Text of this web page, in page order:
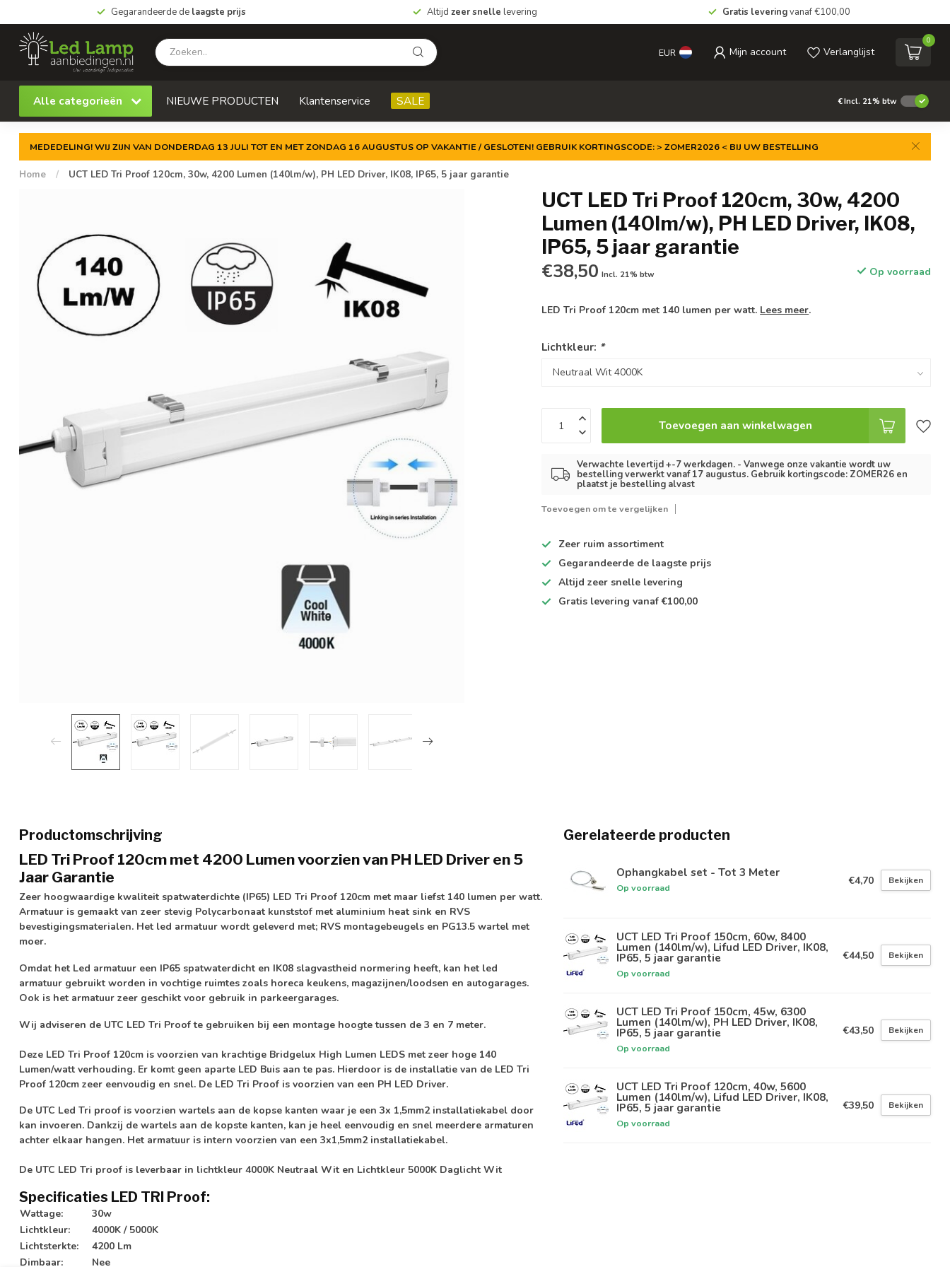
Gegarandeerde de laagste prijs Altijd zeer snelle levering Gratis leveringvanaf €100,00
EUR Mijn account Verlanglijst
0
Alle categorieën NIEUWE PRODUCTEN Klantenservice SALE €Incl. 21% btw
MEDEDELING! WIJ ZIJN VAN DONDERDAG 13 JULI TOT EN MET ZONDAG 16 AUGUSTUS OP VAKANTIE / GESLOTEN! GEBRUIK KORTINGSCODE: > ZOMER2026 < BIJ UW BESTELLING
Home / UCT LED Tri Proof 120cm, 30w, 4200 Lumen (140lm/w), PH LED Driver, IK08, IP65, 5 jaar garantie
UCT LED Tri Proof 120cm, 30w, 4200
Lumen (140lm/w), PH LED Driver, IK08,
IP65, 5 jaar garantie
€38,50 Incl. 21% btw Op voorraad
LED Tri Proof 120cm met 140 lumen per watt. Lees meer.
Lichtkleur: *
Toevoegen aan winkelwagen
Verwachte levertijd +-7 werkdagen. - Vanwege onze vakantie wordt uw
bestelling verwerkt vanaf 17 augustus. Gebruik kortingscode: ZOMER26 en
plaatst je bestelling alvast
Toevoegen om te vergelijken
Zeer ruim assortiment
Gegarandeerde de laagste prijs
Altijdzeer snelle levering
Gratis levering vanaf €100,00
Productomschrijving
LED Tri Proof 120cm met 4200 Lumen voorzien van PH LED Driver en 5
Jaar Garantie
Zeer hoogwaardige kwaliteit spatwaterdichte (IP65) LED Tri Proof 120cm met maar liefst 140 lumen per watt.
Armatuur is gemaakt van zeer stevig Polycarbonaat kunststof met aluminium heat sink en RVS
bevestigingsmaterialen. Het led armatuur wordt geleverd met; RVS montagebeugels en PG13.5 wartel met
moer.
Omdat het Led armatuur een IP65 spatwaterdicht en IK08 slagvastheid normering heeft, kan het led
armatuur gebruikt worden in vochtige ruimtes zoals horeca keukens, magazijnen/loodsen en autogarages.
Ook is het armatuur zeer geschikt voor gebruik in parkeergarages.
Wij adviseren de UTC LED Tri Proof te gebruiken bij een montage hoogte tussen de 3 en 7 meter.
Deze LED Tri Proof 120cm is voorzien van krachtige Bridgelux High Lumen LEDS met zeer hoge 140
Lumen/watt verhouding. Er komt geen aparte LED Buis aan te pas. Hierdoor is de installatie van de LED Tri
Proof 120cm zeer eenvoudig en snel. De LED Tri Proof is voorzien van een PH LED Driver.
De UTC Led Tri proof is voorzien wartels aan de kopse kanten waar je een 3x 1,5mm2 installatiekabel door
kan invoeren. Dankzij de wartels aan de kopste kanten, kan je heel eenvoudig en snel meerdere armaturen
achter elkaar hangen. Het armatuur is intern voorzien van een 3x1,5mm2 installatiekabel.
De UTC LED Tri proof is leverbaar in lichtkleur 4000K Neutraal Wit en Lichtkleur 5000K Daglicht Wit
Specificaties LED TRI Proof:
Wattage:
30w
Lichtkleur:
4000K / 5000K
Lichtsterkte:
4200 Lm
Dimbaar:
Nee
Gerelateerde producten
Ophangkabel set - Tot 3 Meter
Op voorraad
€4,70 Bekijken
UCT LED Tri Proof 150cm, 60w, 8400
Lumen (140lm/w), Lifud LED Driver, IK08,
IP65, 5 jaar garantie
Op voorraad
€44,50 Bekijken
UCT LED Tri Proof 150cm, 45w, 6300
Lumen (140lm/w), PH LED Driver, IK08,
IP65, 5 jaar garantie
Op voorraad
€43,50 Bekijken
UCT LED Tri Proof 120cm, 40w, 5600
Lumen (140lm/w), Lifud LED Driver, IK08,
IP65, 5 jaar garantie
Op voorraad
€39,50 Bekijken